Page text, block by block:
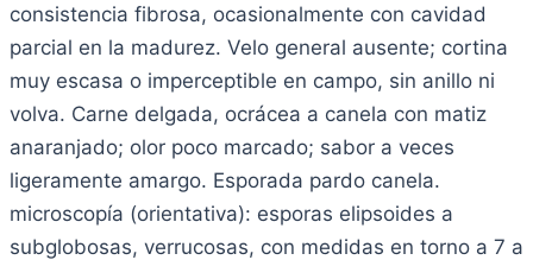
consistencia fibrosa, ocasionalmente con cavidad
parcial en la madurez. Velo general ausente; cortina
muy escasa o imperceptible en campo, sin anillo ni
volva. Carne delgada, ocrácea a canela con matiz
anaranjado; olor poco marcado; sabor a veces
ligeramente amargo. Esporada pardo canela.
microscopía (orientativa): esporas elipsoides a
subglobosas, verrucosas, con medidas en torno a 7 a